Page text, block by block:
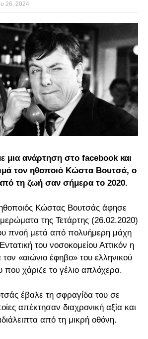
26, 2024
μια ανάρτηση στο facebook και
τον ηθοποιό Κώστα Βουτσά, ο
τη ζωή σαν σήμερα το 2020.
Κώστας Βουτσάς άφησε
της Τετάρτης (26.02.2020)
πνοή μετά από πολυήμερη μάχη
του νοσοκομείου Αττικόν η
τον «αιώνιο έφηβο» του ελληνικού
που χάριζε το γέλιο απλόχερα.
έβαλε τη σφραγίδα του σε
απέκτησαν διαχρονική αξία και
από τη μικρή οθόνη.